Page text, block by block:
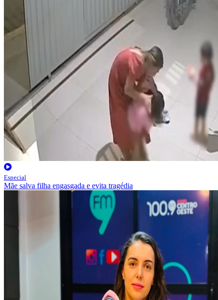
Especial
Mãe salva filha engasgada e evita tragédia